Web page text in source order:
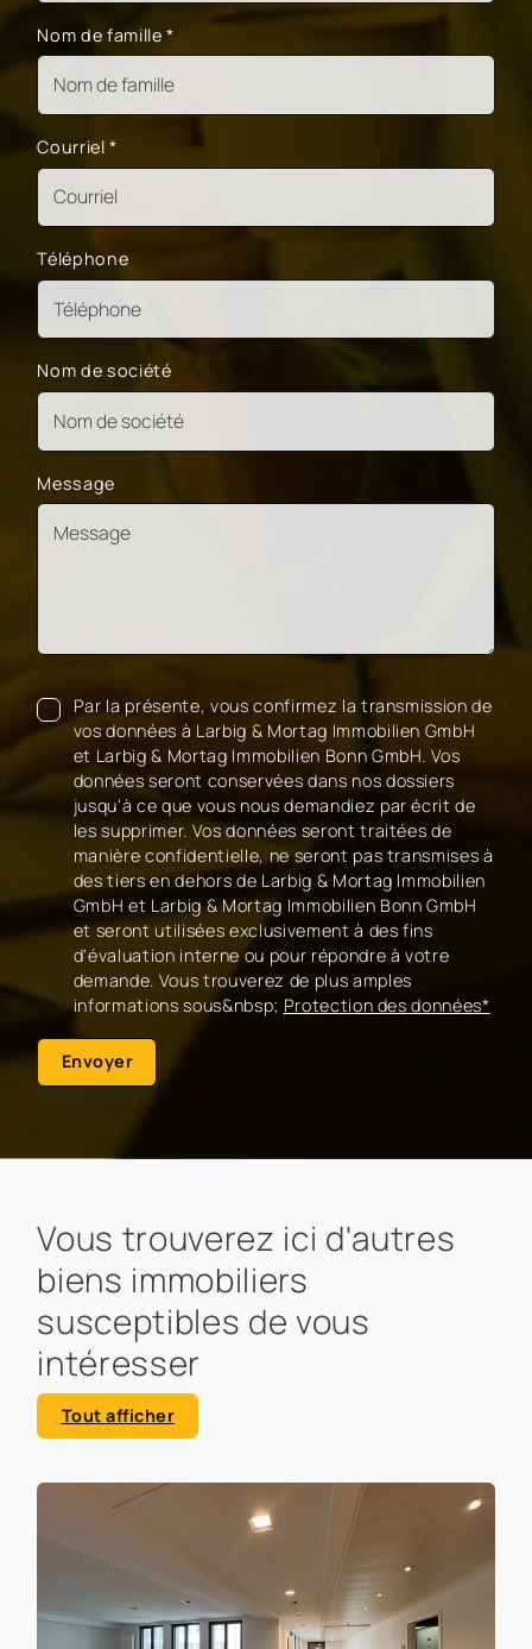
Nom de famille*
Courriel*
Téléphone
Nom de société
Message
Par la présente, vous confirmez la transmission de
vos données à Larbig & Mortag Immobilien GmbH
et Larbig & Mortag Immobilien Bonn GmbH. Vos
données seront conservées dans nos dossiers
jusqu'à ce que vous nous demandiez par écrit de
les supprimer. Vos données seront traitées de
manière confidentielle, ne seront pas transmises à
des tiers en dehors de Larbig & Mortag Immobilien
GmbH et Larbig & Mortag Immobilien Bonn GmbH
et seront utilisées exclusivement à des fins
d'évaluation interne ou pour répondre à votre
demande. Vous trouverez de plus amples
informations sous&nbsp; Protection des données*
Envoyer
Vous trouverez ici d'autres
biens immobiliers
susceptibles de vous
intéresser
Tout afficher